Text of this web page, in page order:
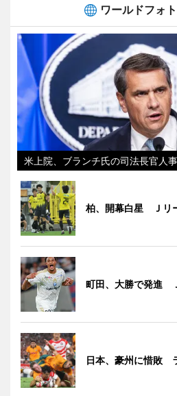
ワールドフォ
米上院、ブランチ氏の司法長官人
柏、開幕白星 Ｊリ
町田、大勝で発進
日本、豪州に惜敗